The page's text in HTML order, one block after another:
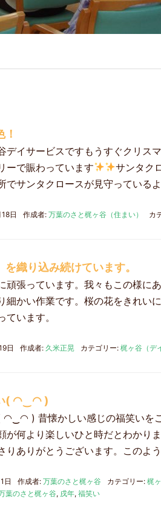
デイサービスですもうすぐクリス
ーで賑わっています
サンタク
でサンタクロースが見守っている
日 作成者: 万葉のさと梶ヶ谷（住まい） カ
織り込み続けています。
頑張っています。我々もこの様に
細かい作業です。桜の花をきれい
ています。
日 作成者: 久米正晃 カテゴリー: 梶ヶ谷（デ
( ◠‿◠ )
◠‿◠ ) 昔懐かしい感じの福笑いを
が何より楽しいひと時だとわかり
りありがとうございます。このよ
日 作成者: 万葉のさと梶ヶ谷 カテゴリー: 梶
葉のさと梶ヶ谷, 戌年, 福笑い